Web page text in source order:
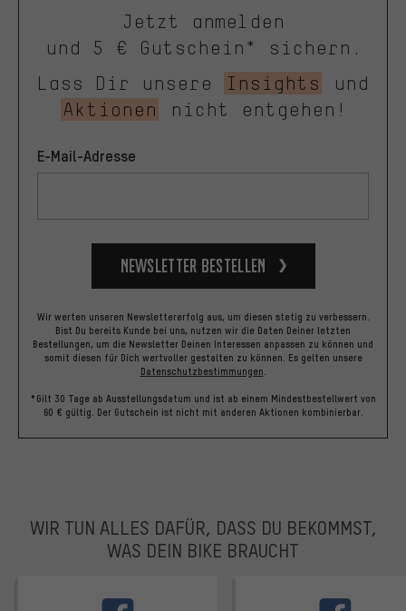
Jetzt anmelden
und 5 € Gutschein* sichern.
Lass Dir unsere
Insights
und
Aktionen
nicht entgehen!
E-Mail-Adresse
Newsletter bestellen
Wir werten unseren Newslettererfolg aus, um diesen stetig zu verbessern.
Bist Du bereits Kunde bei uns, nutzen wir die Daten Deiner letzten
Bestellungen, um die Newsletter Deinen Interessen anpassen zu können und
somit diesen für Dich wertvoller gestalten zu können. Es gelten unsere
Datenschutzbestimmungen.
*Gilt 30 Tage ab Ausstellungsdatum und ist ab einem Mindestbestellwert von
60 € gültig. Der Gutschein ist nicht mit anderen Aktionen kombinierbar.
WIR TUN ALLES DAFÜR, DASS DU BEKOMMST,
WAS DEIN BIKE BRAUCHT